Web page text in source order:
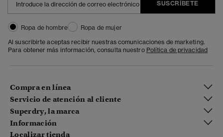
SUSCRÍBETE
Ropa de hombre
Ropa de mujer
Al suscribirte aceptas recibir nuestras comunicaciones de marketing.
Para obtener más información, consulta nuestro Política de privacidad
Compra en línea
Servicio de atención al cliente
Superdry, la marca
Información
Localizar tienda